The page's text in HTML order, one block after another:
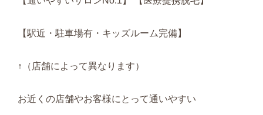
【駅近・駐車場有・キッズルーム完備】
↑（店舗によって異なります）
お近くの店舗やお客様にとって通いやすい